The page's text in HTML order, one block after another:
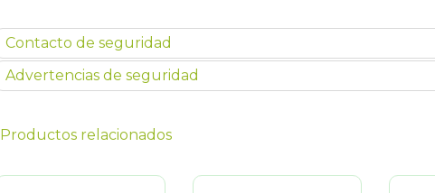
Contacto de seguridad
Advertencias de seguridad
Productos relacionados